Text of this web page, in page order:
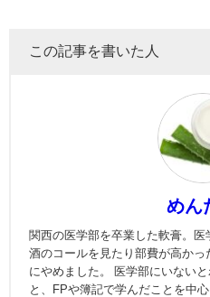
この記事を書いた人
めん
関西の医学部を卒業した軟膏。
酒のコールを見たり部費が高か
にやめました。 医学部にいない
と、FPや簿記で学んだことを中